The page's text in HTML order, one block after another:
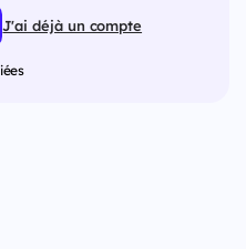
J'ai déjà un compte